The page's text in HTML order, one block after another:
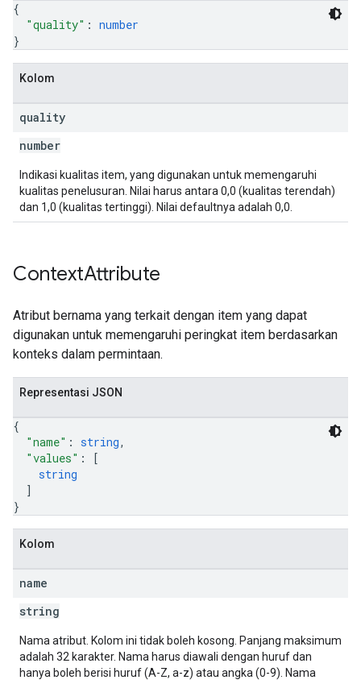
{
"quality" : number
}
Kolom
quality
number
Indikasi kualitas item, yang digunakan untuk memengaruhi
kualitas penelusuran. Nilai harus antara 0,0 (kualitas terendah)
dan 1,0 (kualitas tertinggi). Nilai defaultnya adalah 0,0.
ContextAttribute
Atribut bernama yang terkait dengan item yang dapat
digunakan untuk memengaruhi peringkat item berdasarkan
konteks dalam permintaan.
Representasi JSON
{
"name" : string,
"values" :
[
string
]
}
Kolom
name
string
Nama atribut. Kolom ini tidak boleh kosong. Panjang maksimum
adalah 32 karakter. Nama harus diawali dengan huruf dan
hanya boleh berisi huruf (A-Z, a-z) atau angka (0-9). Nama